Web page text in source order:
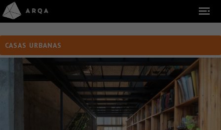
CASAS URBANAS